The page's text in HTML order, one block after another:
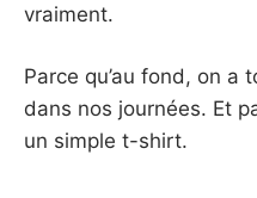
vraiment.
Parce qu’au fond, on a
dans nos journées. Et
un simple t-shirt.